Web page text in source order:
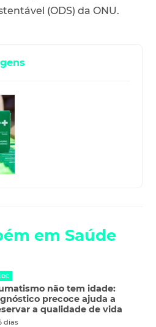
(ODS) da ONU.
em Saúde
não tem idade:
precoce ajuda a
a qualidade de vida
dias